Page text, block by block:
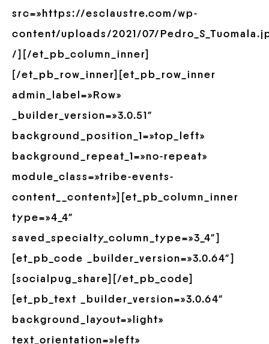
src=»https://esclaustre.com/wp-
content/uploads/2021/07/
/][/et_pb_column_inner]
[/et_pb_row_inner][et_pb_row_inner
admin_label=»Row»
_builder_version=»3.0.51″
background_position_1=»top_left»
background_repeat_1=»no-repeat»
module_class=»tribe-events-
content__content»][et_pb_column_inner
type=»4_4″
saved_specialty_column_type=»3_4″]
[et_pb_code _builder_version=»3.0.64″]
[socialpug_share][/et_pb_code]
[et_pb_text _builder_version=»3.0.64″
background_layout=»light»
text_orientation=»left»